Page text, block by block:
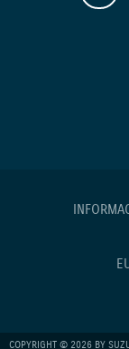
COPYRIGHT © 2026 BY